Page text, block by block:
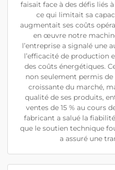
faisait face à des défis liés
ce qui limitait sa
augmentait ses coûts
en œuvre notre
l’entreprise a signalé une
l’efficacité de production
des coûts énergétiques.
non seulement permis
croissante du marché,
qualité de ses produits,
ventes de 15 % au cours
fabricant a salué la
que le soutien technique
a assuré une